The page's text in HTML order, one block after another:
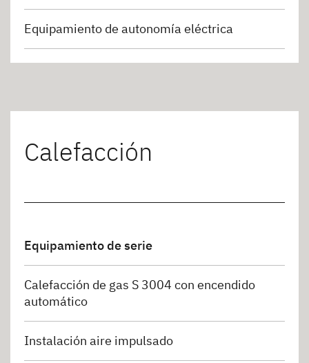
Equipamiento de autonomía eléctrica
Calefacción
Equipamiento de serie
Calefacción de gas S 3004 con encendido
automático
Instalación aire impulsado